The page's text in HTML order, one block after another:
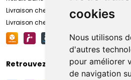
cookies
Nous utilisons
d'autres
pour améliorer
de navigation
Livraison chez vous
Livraison chez votre commerçant
Retrouvez-nous sur vos